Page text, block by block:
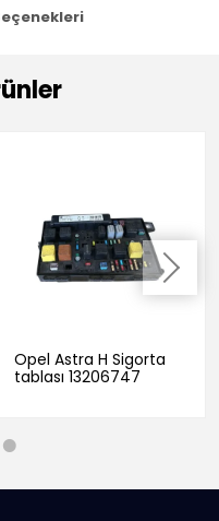
Opel Astra H Sigorta
tablası 13206747